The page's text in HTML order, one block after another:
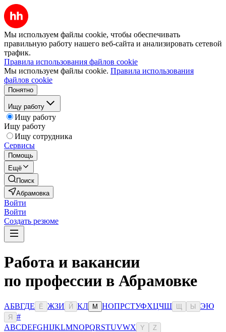
Мы используем файлы cookie, чтобы обеспечивать
правильную работу нашего веб-сайта и анализировать сетевой
трафик.
Правила использования файлов cookie
Мы используем файлы cookie. Правила использования
файлов cookie
Понятно
Ищу работу
Ищу работу
Ищу работу
Ищу сотрудника
Сервисы
Помощь
Ещё
Поиск
Абрамовка
Войти
Войти
Создать резюме
Работа и вакансии
по профессии в Абрамовке
АБВГДЕ Ё ЖЗИ Й КЛ М НОПРСТУФХЦЧШ Ы ЭЮ
Я
#
ABCDEFGHIJKLMNOPQRSTUVWX Y Z